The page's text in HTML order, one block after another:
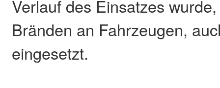
Verlauf des Einsatzes
Bränden an Fahrzeugen,
eingesetzt.